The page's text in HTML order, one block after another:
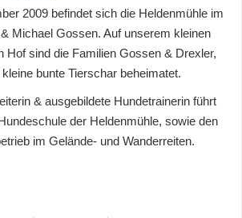
2009 befindet sich die Heldenmühle im
Michael Gossen. Auf unserem kleinen
Hof sind die Familien Gossen & Drexler,
bunte Tierschar beheimatet.
& ausgebildete Hundetrainerin führt
der Heldenmühle, sowie den
im Gelände- und Wanderreiten.